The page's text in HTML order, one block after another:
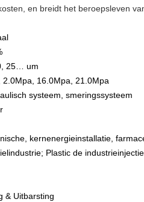
en breidt het beroepsleven
25… um
16.0Mpa, 21.0Mpa
systeem, smeringssysteem
kernenergieinstallatie,
Plastic de
& Uitbarsting